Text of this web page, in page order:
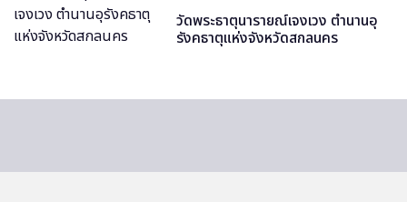
วัดพระธาตุนารายณ์เจงเวง ตำนานอุ
รังคธาตุแห่งจังหวัดสกลนคร